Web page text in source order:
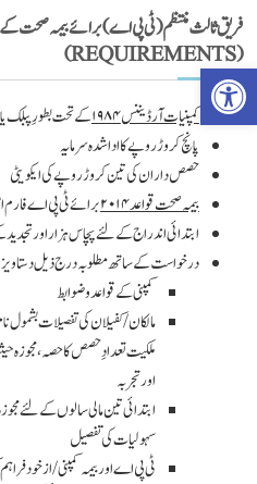
Open toolbar
فریق ثالث منتظم (ٹی پی اے) برائے بیمہ صحت
(REQUIREMENTS)
کمپنیات آرڈیننس ۱۹۸۴
کے تحت بطورِ پبلک یا
پانچ کروڑ روپے کا ادا شدہ سرمایہ
حصص داران کی تین کروڑ روپے کی ایکویٹی
بیمہ صحت قواعد ۲۰۱۴
برائے ٹی پی اے
ابتدائی اندراج کے لئے پچاس ہزار اور
درخواست کے ساتھ مطلوبہ درج ذیل
کمپنی کے قواعد و ضوابط
مالکان/کفیلان کی تفصیلات
ملکیت تعدادِحصص کا حصہ، مجوزہ
اور تجربہ
ابتدائی تین مالی سالوں کے لئے
سہولیات کی تفصیل
ٹی پی اے اور بیمہ کمپنی /از خود